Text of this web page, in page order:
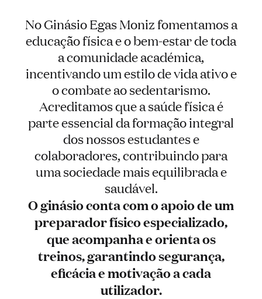
No Ginásio Egas Moniz fomentamos a
educação física e o bem-estar de toda
a comunidade académica,
incentivando um estilo de vida ativo e
o combate ao sedentarismo.
Acreditamos que a saúde física é
parte essencial da formação integral
dos nossos estudantes e
colaboradores, contribuindo para
uma sociedade mais equilibrada e
saudável.
O ginásio conta com o apoio de um
preparador físico especializado,
que acompanha e orienta os
treinos, garantindo segurança,
eficácia e motivação a cada
utilizador.